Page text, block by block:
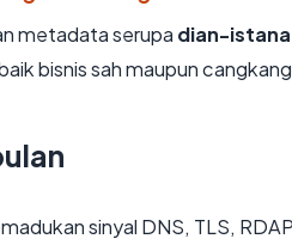
metadata serupa dian-
bisnis sah maupun
sinyal DNS, TLS,